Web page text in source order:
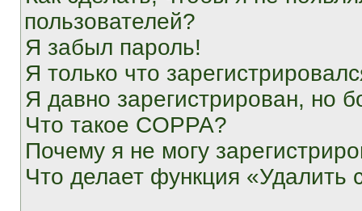
пользователей?
Я забыл пароль!
Я только что
Я давно зарегистрирован, но
Что такое COPPA?
Почему я не могу
Что делает функция «Удалить